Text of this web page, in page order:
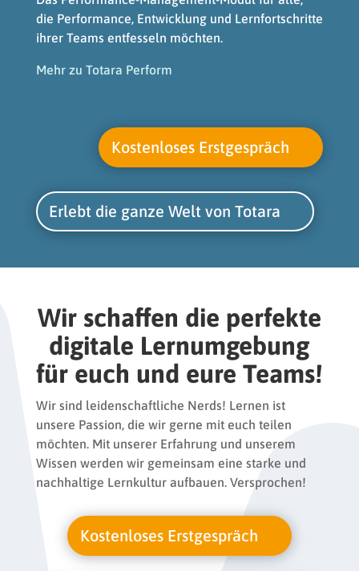
die Performance, Entwicklung und Lernfortschritte
ihrer Teams entfesseln möchten.
Mehr zu Totara Perform
Kostenloses Erstgespräch
Erlebt die ganze Welt von Totara
Wir schaffen die perfekte
digitale Lernumgebung
für euch und eure Teams!
Wir sind leidenschaftliche Nerds! Lernen ist
unsere Passion, die wir gerne mit euch teilen
möchten. Mit unserer Erfahrung und unserem
Wissen werden wir gemeinsam eine starke und
nachhaltige Lernkultur aufbauen. Versprochen!
Kostenloses Erstgespräch